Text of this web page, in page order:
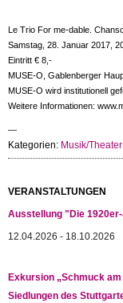
Le Trio For me-dable.
Samstag, 28. Januar 2017,
Eintritt € 8,-
MUSE-O, Gablenberger
MUSE-O wird institutionell
Weitere Informationen:
Kategorien: Musik/Theater
VERANSTALTUNGEN
Ausstellung "Die
12.04.2026 - 18.10.2026
Exkursion „Schmuck
Siedlungen des